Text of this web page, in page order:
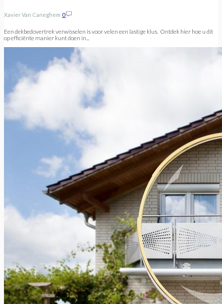
Xavier Van Caneghem 0
Een dekbedovertrek verwisselen is voor velen een lastige klus. Ontdek hier hoe u dit
op efficiënte manier kunt doen in...